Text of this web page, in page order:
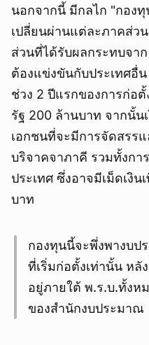
นอกจากนี้ มีกลไก "กอง
เปลี่ยนผ่านแต่ละภาคส่ว
ส่วนที่ได้รับผลกระทบจา
ต้องแข่งขันกับประเทศอื่
ช่วง 2 ปีแรกของการก่อ
รัฐ 200 ล้านบาท จากนั้น
เอกชนที่จะมีการจัดสรร
บริจาคจาภาคี รวมทั้งกา
ประเทศ ซึ่งอาจมีเม็ดเงิ
บาท
กองทุนนี้จะพึ่งพางบป
ที่เริ่มก่อตั้งเท่านั้น หลั
อยู่ภายใต้ พ.ร.บ.ทั้งห
ของสำนักงบประมาณ